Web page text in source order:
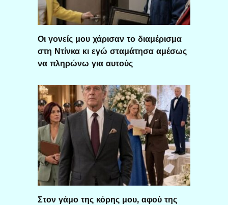
Οι γονείς μου χάρισαν το διαμέρισμα
στη Ντίνκα κι εγώ σταμάτησα αμέσως
να πληρώνω για αυτούς
Στον γάμο της κόρης μου, αφού της